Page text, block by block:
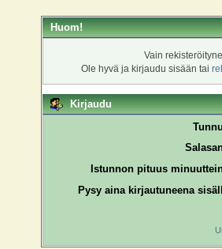
Huom!
Vain
Ole hyvä ja kirjaudu sisään tai
Kirjaudu
Istunnon pituus
Pysy aina kirjautuneena